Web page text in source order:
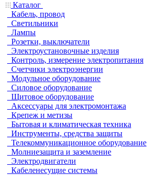
Каталог
Кабель, провод
Светильники
Лампы
Розетки, выключатели
Электроустановочные изделия
Контроль, измерение электропитания
Счетчики электроэнергии
Модульное оборудование
Силовое оборудование
Щитовое оборудование
Аксессуары для электромонтажа
Крепеж и метизы
Бытовая и климатическая техника
Инструменты, средства защиты
Телекоммуникационное оборудование
Молниезащита и заземление
Электродвигатели
Кабеленесущие системы